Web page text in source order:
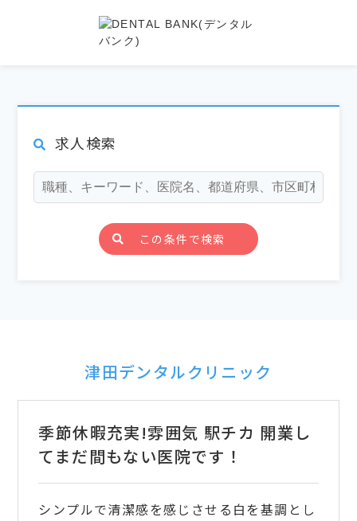
求人検索
この条件で検索
津田デンタルクリニック
季節休暇充実!雰囲気 駅チカ 開業し
てまだ間もない医院です！
シンプルで清潔感を感じさせる白を基調とし